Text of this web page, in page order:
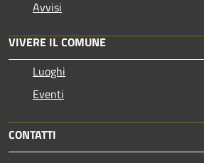
Avvisi
VIVERE IL COMUNE
Luoghi
Eventi
CONTATTI